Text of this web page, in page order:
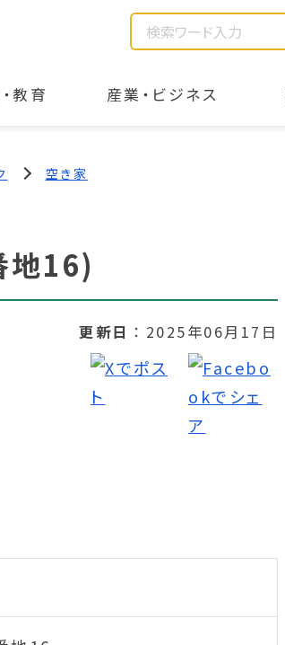
教育 産業・ビジネス
空き家
地16)
更新日 2025年06月17日